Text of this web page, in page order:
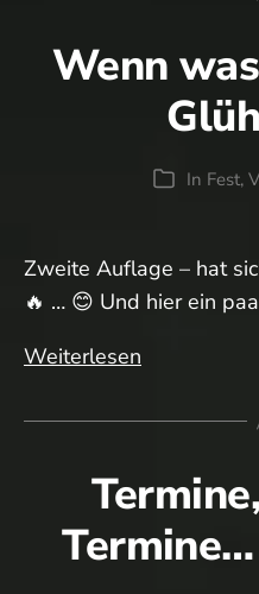
soweit…
Wenn
Kategorien
In Fest,
Zweite Auflage – hat
🔥 … 😊 Und hier ein
Weiterlesen
geht,
Glühwein!